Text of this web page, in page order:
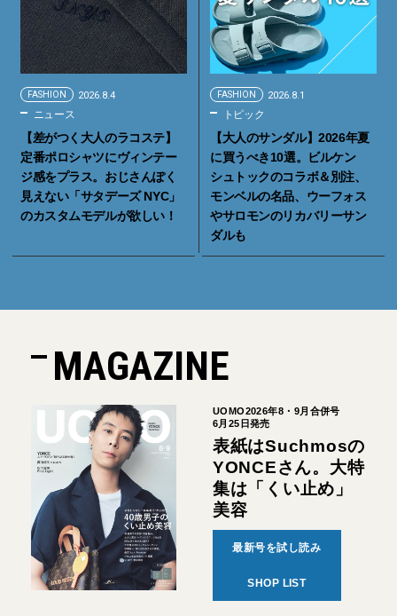
FASHION 2026.8.4
ニュース
【差がつく大人のラコステ】
定番ポロシャツにヴィンテー
ジ感をプラス。おじさんぽく
見えない「サタデーズ NYC」
のカスタムモデルが欲しい！
FASHION 2026.8.1
トピック
【大人のサンダル】2026年夏
に買うべき10選。ビルケン
シュトックのコラボ＆別注、
モンベルの名品、ウーフォス
やサロモンのリカバリーサン
ダルも
MAGAZINE
UOMO2026年8・9月合併号
6月25日発売
表紙はSuchmosの
YONCEさん。大特
集は「くい止め」
美容
最新号を試し読み
SHOP LIST